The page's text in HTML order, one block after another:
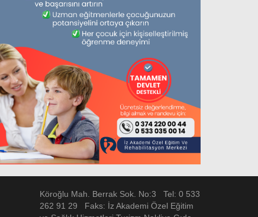
Köroğlu Mah. Berrak Sok. No:3 Tel: 0 533
262 91 29 Faks: İz Akademi Özel Eğitim